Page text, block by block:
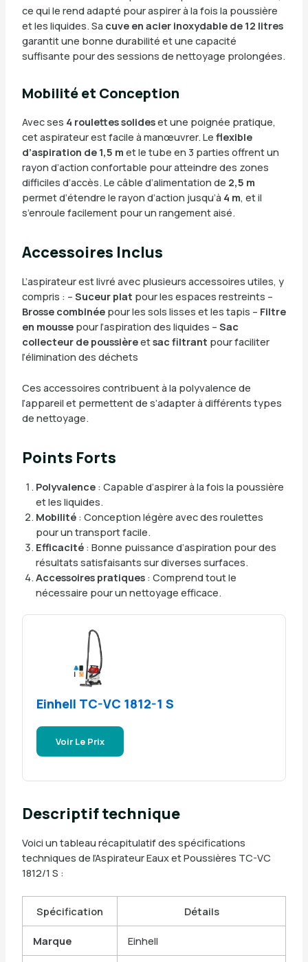
ce qui le rend adapté pour aspirer à la fois la poussière
et les liquides. Sa cuve en acier inoxydable de 12 litres
garantit une bonne durabilité et une capacité
suffisante pour des sessions de nettoyage prolongées.
Mobilité et Conception
Avec ses 4 roulettes solideset une poignée pratique,
cet aspirateur est facile à manœuvrer. Le flexible
d’aspiration de 1,5 m et le tube en 3 parties offrent un
rayon d’action confortable pour atteindre des zones
difficiles d’accès. Le câble d’alimentation de 2,5 m
permet d’étendre le rayon d’action jusqu’à 4 m, et il
s’enroule facilement pour un rangement aisé.
Accessoires Inclus
L’aspirateur est livré avec plusieurs accessoires utiles, y
compris : – Suceur plat pour les espaces restreints –
Brosse combinéepour les sols lisses et les tapis – Filtre
en moussepour l’aspiration des liquides – Sac
collecteur de poussièreetsac filtrant pour faciliter
l’élimination des déchets
Ces accessoires contribuent à la polyvalence de
l’appareil et permettent de s’adapter à différents types
de nettoyage.
Points Forts
Polyvalence: Capable d’aspirer à la fois la poussière
et les liquides.
Mobilité: Conception légère avec des roulettes
pour un transport facile.
Efficacité: Bonne puissance d’aspiration pour des
résultats satisfaisants sur diverses surfaces.
Accessoires pratiques: Comprend tout le
nécessaire pour un nettoyage efficace.
Einhell TC-VC 1812-1 S
Voir Le Prix
Descriptif technique
Voici un tableau récapitulatif des spécifications
techniques de l’Aspirateur Eaux et Poussières TC-VC
1812/1 S :
Spécification Détails
Marque Einhell